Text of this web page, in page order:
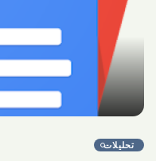
تحليلات